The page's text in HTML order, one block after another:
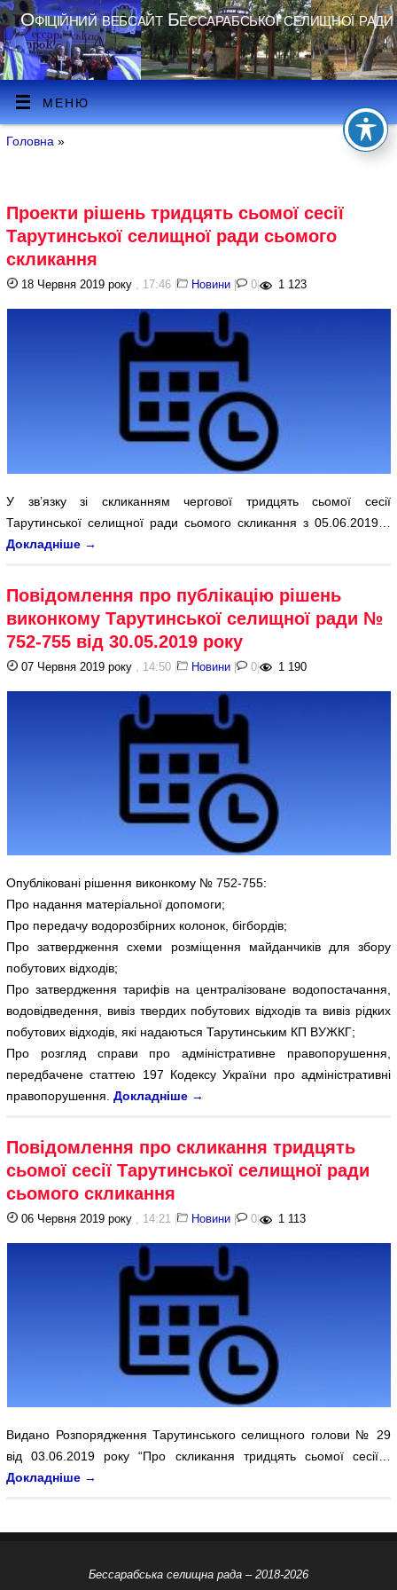
Офіційний вебсайт Бессарабської селищної ради
МЕНЮ
Головна »
Проекти рішень тридцять сьомої сесії
Тарутинської селищної ради сьомого
скликання
18 Червня 2019 року , 17:46 | Новини | 0 | 1 123
У зв’язку зі скликанням чергової тридцять сьомої сесії
Тарутинської селищної ради сьомого скликання з 05.06.2019…
Докладніше →
Повідомлення про публікацію рішень
виконкому Тарутинської селищної ради №
752-755 від 30.05.2019 року
07 Червня 2019 року , 14:50 | Новини | 0| 1 190
Опубліковані рішення виконкому № 752-755:
Про надання матеріальної допомоги;
Про передачу водорозбірних колонок, бігбордів;
Про затвердження схеми розміщення майданчиків для збору
побутових відходів;
Про затвердження тарифів на централізоване водопостачання,
водовідведення, вивіз твердих побутових відходів та вивіз рідких
побутових відходів, які надаються Тарутинським КП ВУЖКГ;
Про розгляд справи про адміністративне правопорушення,
передбачене статтею 197 Кодексу України про адміністративні
правопорушення.Докладніше →
Повідомлення про скликання тридцять
сьомої сесії Тарутинської селищної ради
сьомого скликання
06 Червня 2019 року , 14:21 | Новини | 0 | 1 113
Видано Розпорядження Тарутинського селищного голови № 29
від 03.06.2019 року “Про скликання тридцять сьомої сесії…
Докладніше →
Бессарабська селищна рада – 2018-2026